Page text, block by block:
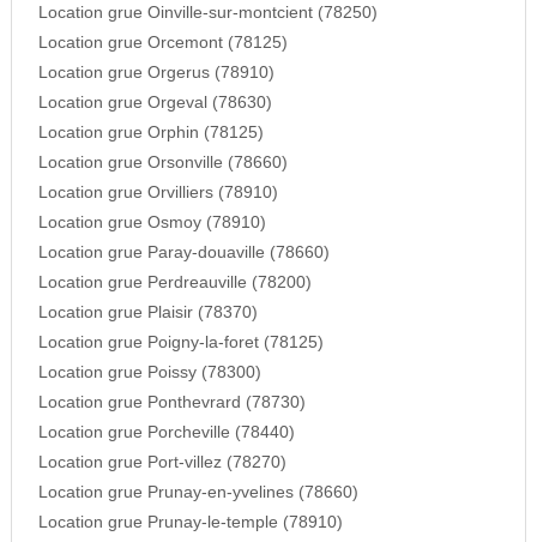
Location grue Oinville-sur-montcient (78250)
Location grue Orcemont (78125)
Location grue Orgerus (78910)
Location grue Orgeval (78630)
Location grue Orphin (78125)
Location grue Orsonville (78660)
Location grue Orvilliers (78910)
Location grue Osmoy (78910)
Location grue Paray-douaville (78660)
Location grue Perdreauville (78200)
Location grue Plaisir (78370)
Location grue Poigny-la-foret (78125)
Location grue Poissy (78300)
Location grue Ponthevrard (78730)
Location grue Porcheville (78440)
Location grue Port-villez (78270)
Location grue Prunay-en-yvelines (78660)
Location grue Prunay-le-temple (78910)